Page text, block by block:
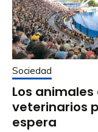
Sociedad
Los
veterinarios
espera